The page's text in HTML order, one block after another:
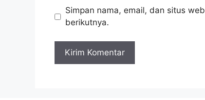
Simpan nama, email, dan situs
berikutnya.